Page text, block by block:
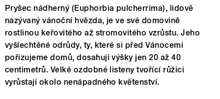
Pryšec nádherný (Euphorbia pulcherrima), lidově
nazývaný vánoční hvězda, je ve své domovině
rostlinou keřovitého až stromovitého vzrůstu. Jeho
vyšlechtěné odrůdy, ty, které si před Vánocemi
pořizujeme domů, dosahují výšky jen 20 až 40
centimetrů. Velké ozdobné listeny tvořící růžici
vyrůstají okolo nenápadného květenství.